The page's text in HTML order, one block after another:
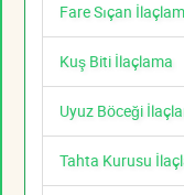
Fare Sıçan
Kuş Biti İlaçlama
Uyuz Böceği
Tahta Kurusu